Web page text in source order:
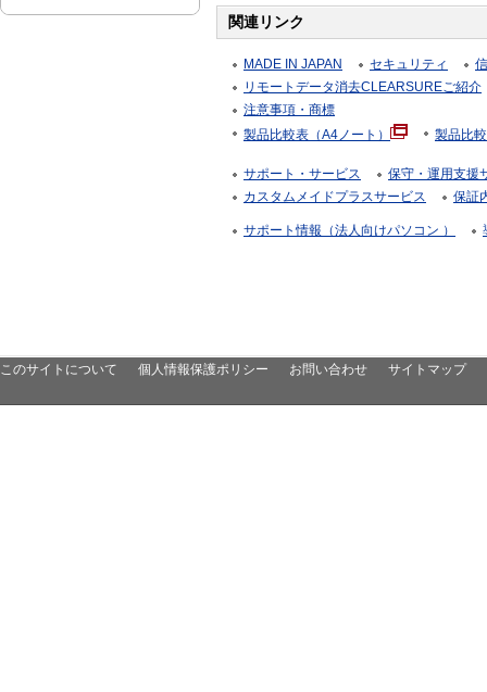
関連リンク
MADE IN JAPAN セキュリティ
リモートデータ消去CLEARSUREご紹介
注意事項・商標
製品比較表（A4ノート）
製品比
サポート・サービス
保守・運用支援
カスタムメイドプラスサービス
保証
サポート情報（法人向けパソコン ）
このサイトについて 個人情報保護ポリシー お問い合わせ サイトマップ